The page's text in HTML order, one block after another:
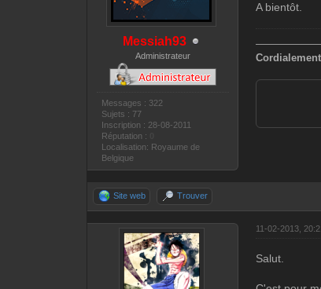
Messiah93
Administrateur
Messages : 322
Sujets : 77
Inscription : 28-08-2011
Réputation :
Localisation: Royaume de
Belgique
A bientôt.
Site web Trouver
11-02-2013,
Salut.